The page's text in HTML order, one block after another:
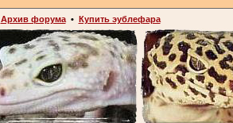
Архив форума• Купить эублефара